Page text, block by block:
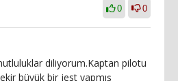
0 0
diliyorum.Kaptan pilotu
büyük bir jest yapmış